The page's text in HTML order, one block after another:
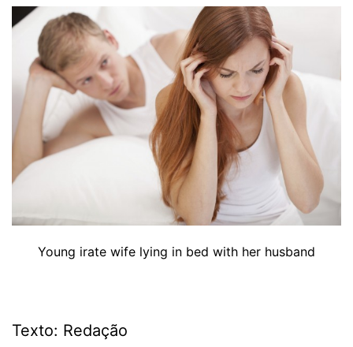
Young irate wife lying in bed with her husband
Texto: Redação